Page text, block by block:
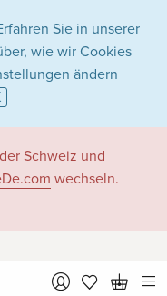
Sie in unserer
wie wir Cookies
ändern
Schweiz und
wechseln.